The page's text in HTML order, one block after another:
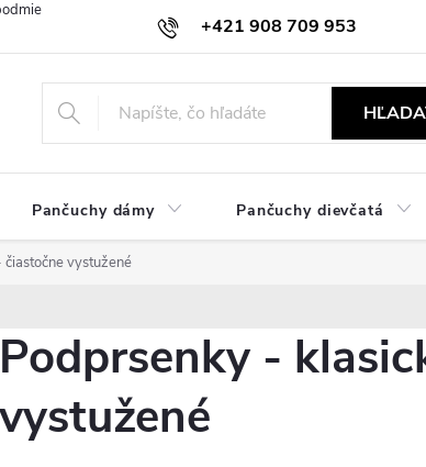
+421 908 709 953
objednavky@ibielizen.sk
Pančuchy dámy Pančuchy dievčatá
vystužené
Podprsenky -
vystužené